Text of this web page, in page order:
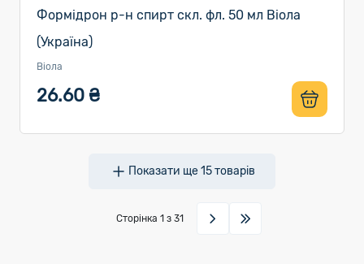
Формідрон р-н спирт скл. фл. 50 мл Віола
(Україна)
Віола
26.60 ₴
Показати ще15товарів
Сторінка 1 з 31